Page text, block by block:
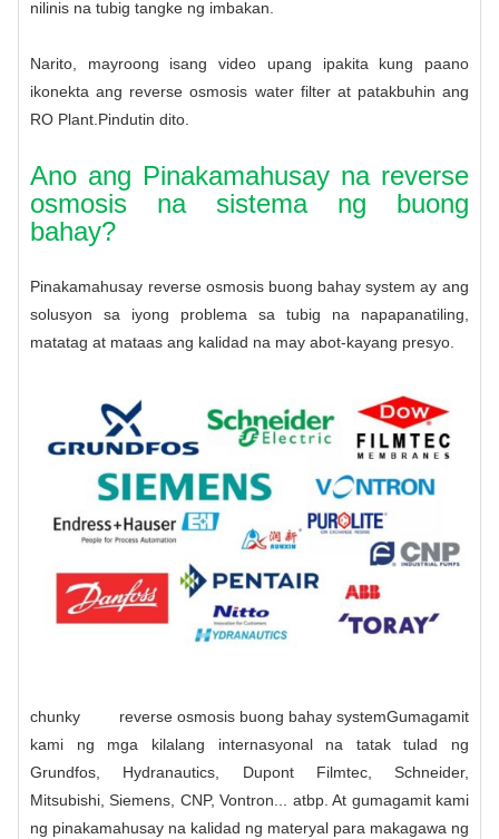
nilinis na tubig tangke ng imbakan.
Narito, mayroong isang video upang ipakita kung paano
ikonekta ang reverse osmosis water filter at patakbuhin ang
RO Plant. Pindutin dito.
Ano ang Pinakamahusay na reverse
osmosis na sistema ng buong
bahay?
Pinakamahusay reverse osmosis buong bahay system ay ang
solusyon sa iyong problema sa tubig na napapanatiling,
matatag at mataas ang kalidad na may abot-kayang presyo.
chunky reverse osmosis buong bahay systemGumagamit
kami ng mga kilalang internasyonal na tatak tulad ng
Grundfos, Hydranautics, Dupont Filmtec, Schneider,
Mitsubishi, Siemens, CNP, Vontron... atbp. At gumagamit kami
ng pinakamahusay na kalidad ng materyal para makagawa ng